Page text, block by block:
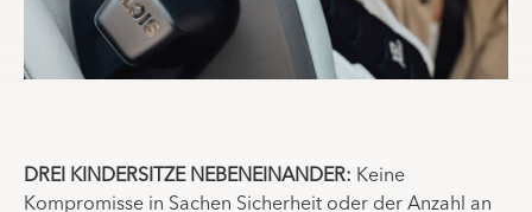
DREI KINDERSITZE NEBENEINANDER: Keine
Kompromisse in Sachen Sicherheit oder der Anzahl an